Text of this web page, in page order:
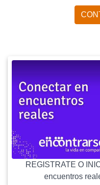
REGISTRATE O
encuentros